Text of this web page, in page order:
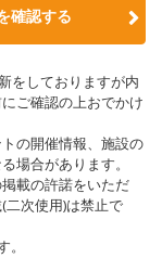
確認する
をしておりますが内
ご確認の上おでかけ
の開催情報、施設の
場合があります。
載の許諾をいただ
二次使用)は禁止で